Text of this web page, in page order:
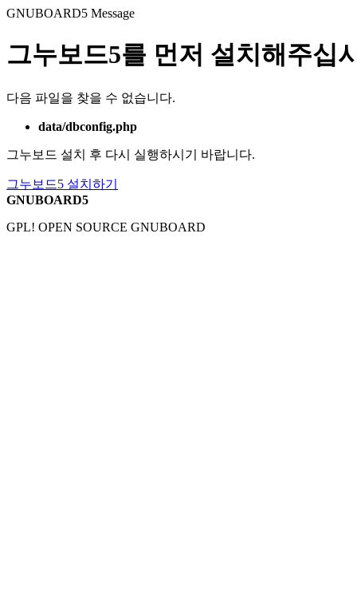
GNUBOARD5 Message
그누보드5를 먼저 설치해주십
다음 파일을 찾을 수 없습니다.
data/dbconfig.php
그누보드 설치 후 다시 실행하시기 바랍니다.
그누보드5 설치하기
GNUBOARD5
GPL! OPEN SOURCE GNUBOARD